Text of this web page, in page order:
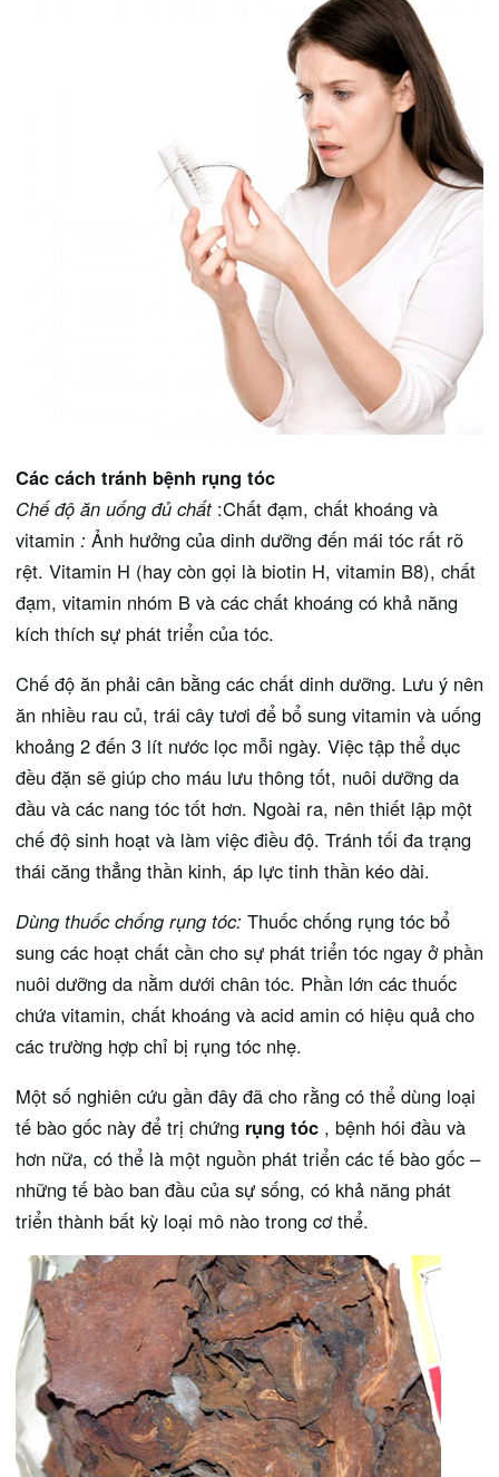
Các cách tránh bệnh rụng tóc
Chế độ ăn uống đủ chất :Chất đạm, chất khoáng và
vitamin : Ảnh hưởng của dinh dưỡng đến mái tóc rất rõ
rệt. Vitamin H (hay còn gọi là biotin H, vitamin B8), chất
đạm, vitamin nhóm B và các chất khoáng có khả năng
kích thích sự phát triển của tóc.
Chế độ ăn phải cân bằng các chất dinh dưỡng. Lưu ý nên
ăn nhiều rau củ, trái cây tươi để bổ sung vitamin và uống
khoảng 2 đến 3 lít nước lọc mỗi ngày. Việc tập thể dục
đều đặn sẽ giúp cho máu lưu thông tốt, nuôi dưỡng da
đầu và các nang tóc tốt hơn. Ngoài ra, nên thiết lập một
chế độ sinh hoạt và làm việc điều độ. Tránh tối đa trạng
thái căng thẳng thần kinh, áp lực tinh thần kéo dài.
Dùng thuốc chống rụng tóc: Thuốc chống rụng tóc bổ
sung các hoạt chất cần cho sự phát triển tóc ngay ở phần
nuôi dưỡng da nằm dưới chân tóc. Phần lớn các thuốc
chứa vitamin, chất khoáng và acid amin có hiệu quả cho
các trường hợp chỉ bị rụng tóc nhẹ.
Một số nghiên cứu gần đây đã cho rằng có thể dùng loại
tế bào gốc này để trị chứng rụng tóc , bệnh hói đầu và
hơn nữa, có thể là một nguồn phát triển các tế bào gốc –
những tế bào ban đầu của sự sống, có khả năng phát
triển thành bất kỳ loại mô nào trong cơ thể.